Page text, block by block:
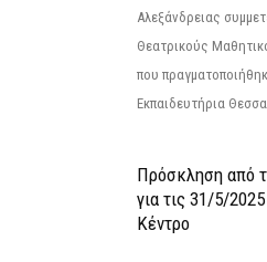
Αλεξάνδρειας
Θεατρικούς
που
Εκπαιδευτήρια
Πρόσκληση από
για τις 31/5/
Κέντρο